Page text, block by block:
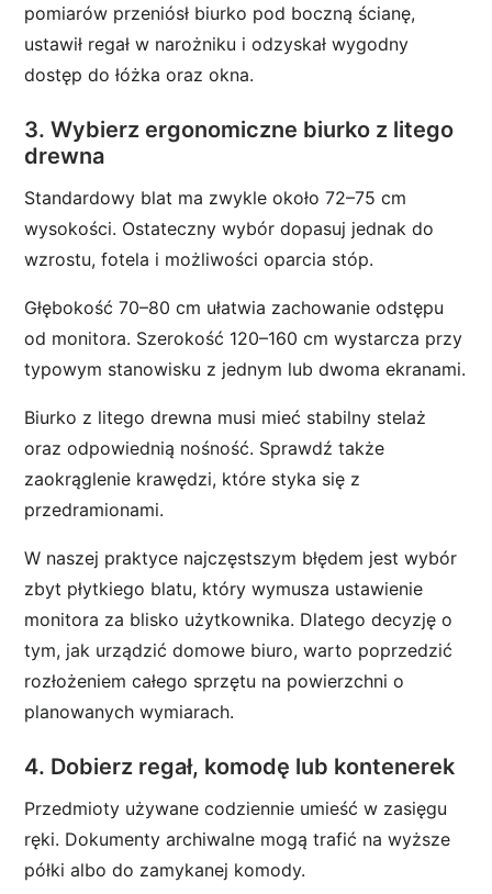
pomiarów przeniósł biurko pod boczną ścianę,
ustawił regał w narożniku i odzyskał wygodny
dostęp do łóżka oraz okna.
3. Wybierz ergonomiczne biurko z litego
drewna
Standardowy blat ma zwykle około 72–75 cm
wysokości. Ostateczny wybór dopasuj jednak do
wzrostu, fotela i możliwości oparcia stóp.
Głębokość 70–80 cm ułatwia zachowanie odstępu
od monitora. Szerokość 120–160 cm wystarcza przy
typowym stanowisku z jednym lub dwoma ekranami.
Biurko z litego drewna musi mieć stabilny stelaż
oraz odpowiednią nośność. Sprawdź także
zaokrąglenie krawędzi, które styka się z
przedramionami.
W naszej praktyce najczęstszym błędem jest wybór
zbyt płytkiego blatu, który wymusza ustawienie
monitora za blisko użytkownika. Dlatego decyzję o
tym, jak urządzić domowe biuro, warto poprzedzić
rozłożeniem całego sprzętu na powierzchni o
planowanych wymiarach.
4. Dobierz regał, komodę lub kontenerek
Przedmioty używane codziennie umieść w zasięgu
ręki. Dokumenty archiwalne mogą trafić na wyższe
półki albo do zamykanej komody.